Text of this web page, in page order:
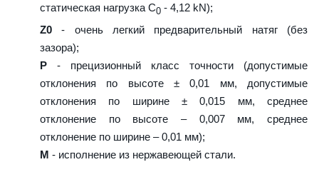
статическая нагрузка С0 - 4,12 kN);
Z0 - очень легкий предварительный натяг (без
зазора);
P - прецизионный класс точности (допустимые
отклонения по высоте ± 0,01 мм, допустимые
отклонения по ширине ± 0,015 мм, среднее
отклонение по высоте – 0,007 мм, среднее
отклонение по ширине – 0,01 мм);
M - исполнение из нержавеющей стали.